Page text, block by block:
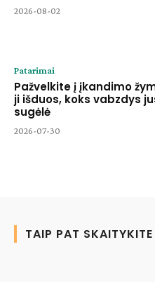
2026-08-02
Patarimai
Pažvelkite į įkandimo
ji išduos, koks vabzdys
sugėlė
2026-07-30
TAIP PAT SKAITYKITE